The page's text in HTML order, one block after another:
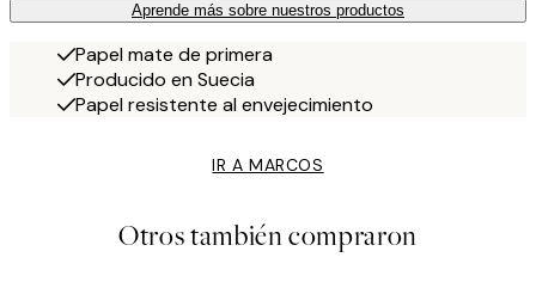
Aprende más sobre nuestros productos
Papel mate de primera
Producido en Suecia
Papel resistente al envejecimiento
IR A MARCOS
Otros también compraron